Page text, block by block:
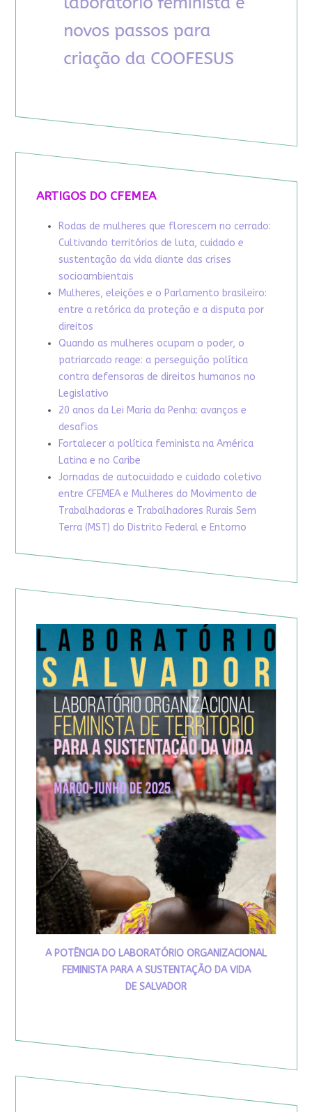
ARTIGOS DO CFEMEA
Rodas de mulheres que florescem no cerrado:
Cultivando territórios de luta, cuidado e
sustentação da vida diante das crises
socioambientais
Mulheres, eleições e o Parlamento brasileiro:
entre a retórica da proteção e a disputa por
direitos
Quando as mulheres ocupam o poder, o
patriarcado reage: a perseguição política
contra defensoras de direitos humanos no
Legislativo
20 anos da Lei Maria da Penha: avanços e
desafios
Fortalecer a política feminista na América
Latina e no Caribe
Jornadas de autocuidado e cuidado coletivo
entre CFEMEA e Mulheres do Movimento de
Trabalhadoras e Trabalhadores Rurais Sem
Terra (MST) do Distrito Federal e Entorno
A POTÊNCIA DO LABORATÓRIO ORGANIZACIONAL
FEMINISTA PARA A SUSTENTAÇÃO DA VIDA
DE SALVADOR